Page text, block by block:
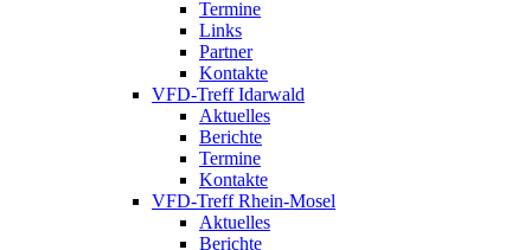
Termine
Links
Partner
Kontakte
VFD-Treff Idarwald
Aktuelles
Berichte
Termine
Kontakte
VFD-Treff Rhein-Mosel
Aktuelles
Berichte